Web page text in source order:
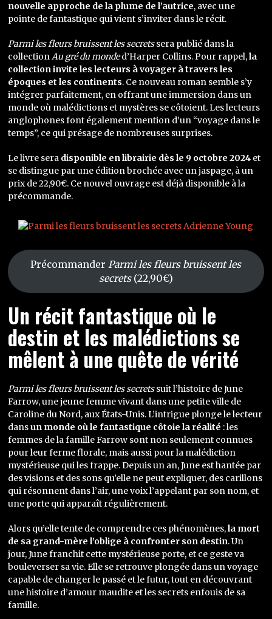
nouvelle approche de la plume de l’autrice, avec une
pointe de fantastique qui vient s’inviter dans le récit.
Parmi les fleurs bruissent les secretssera publié dans la
collectionAu gré du monded’Harper Collins. Pour rappel,la
collection invite les lecteurs à voyager à travers les
époques et les continents. Ce nouveau roman semble s’y
intégrer parfaitement, en offrant une immersion dans un
monde où malédictions et mystères se côtoient. Les lecteurs
anglophones font également mention d’un “voyage dans le
temps”, ce qui présage de nombreuses surprises.
Le livre sera disponible en librairie dès le 9 octobre 2024 et
se distingue par une édition brochée avec un jaspage, à un
prix de 22,90€. Ce nouvel ouvrage est déjà disponible à la
précommande.
Précommander Parmi les fleurs bruissent les
secrets(22,90€)
Un récit fantastique où le
destin et les malédictions se
mêlent à une quête de vérité
Parmi les fleurs bruissent les secretssuit l’histoire de June
Farrow, une jeune femme vivant dans une petite ville de
Caroline du Nord, aux États-Unis. L’intrigue plonge le lecteur
dansun monde où le fantastique côtoie la réalité : les
femmes de la famille Farrow sont non seulement connues
pour leur ferme florale, mais aussi pour la malédiction
mystérieuse qui les frappe. Depuis un an, June est hantée par
des visions et des sons qu’elle ne peut expliquer, des carillons
qui résonnent dans l’air, une voix l’appelant par son nom, et
une porte qui apparaît régulièrement.
Alors qu’elle tente de comprendre ces phénomènes,la mort
de sa grand-mère l’oblige à confronter son destin. Un
jour, June franchit cette mystérieuse porte, et ce geste va
bouleverser sa vie. Elle se retrouve plongée dans un voyage
capable de changer le passé et le futur, tout en découvrant
une histoire d’amour maudite et les secrets enfouis de sa
famille.